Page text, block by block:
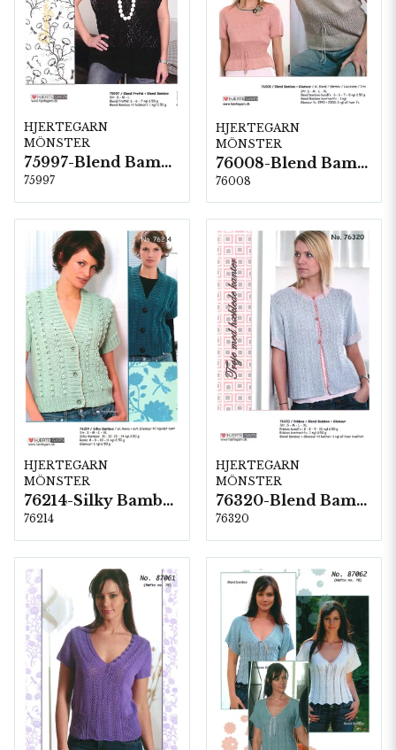
HJERTEGARN
MÖNSTER
75997-Blend Bamboo
75997
HJERTEGARN
MÖNSTER
76008-Blend Bamboo
76008
HJERTEGARN
MÖNSTER
76214-Silky Bamboo
76214
HJERTEGARN
MÖNSTER
76320-Blend Bamboo
76320